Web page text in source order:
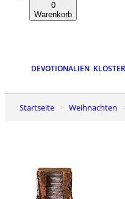
0
Warenkorb
DEVOTIONALIEN
Startseite Weihnachten